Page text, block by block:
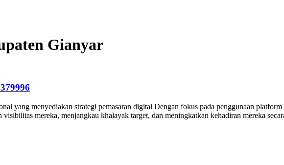
Gianyar
yang menyediakan strategi pemasaran digital Dengan fokus pada penggunaan
mereka, menjangkau khalayak target, dan meningkatkan kehadiran mereka